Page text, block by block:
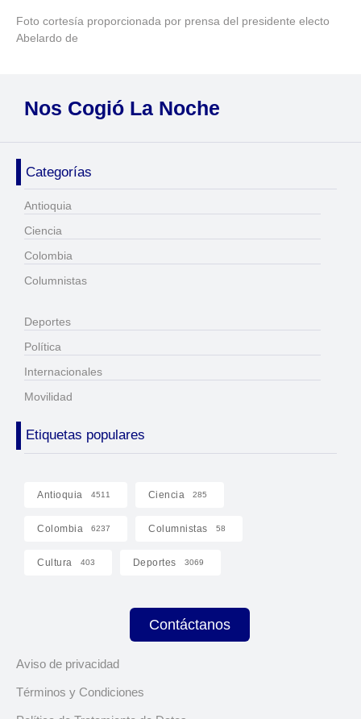
Foto cortesía proporcionada por prensa del presidente electo
Abelardo de
Nos Cogió La Noche
Categorías
Antioquia
Ciencia
Colombia
Columnistas
Deportes
Política
Internacionales
Movilidad
Etiquetas populares
Antioquia 4511 Ciencia 285
Colombia 6237 Columnistas 58
Cultura 403 Deportes 3069
Contáctanos
Aviso de privacidad
Términos y Condiciones